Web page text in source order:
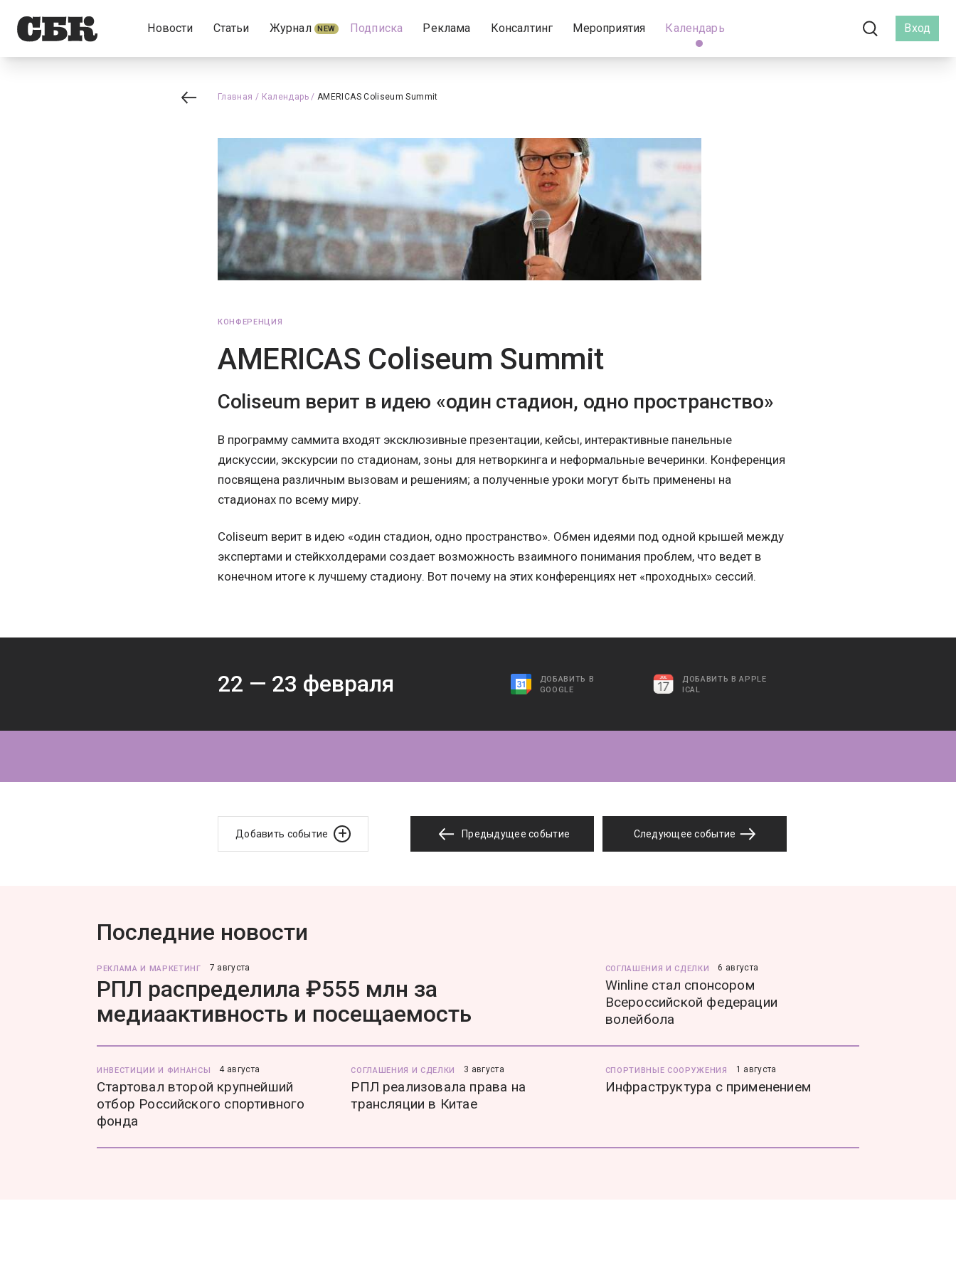
Новости Статьи Журнал NEW Подписка Реклама Консалтинг Мероприятия Календарь Вход
Главная / Календарь/ AMERICAS Coliseum Summit
КОНФЕРЕНЦИЯ
AMERICAS Coliseum Summit
Coliseum верит в идею «один стадион, одно пространство»
В программу саммита входят эксклюзивные презентации, кейсы, интерактивные панельные
дискуссии, экскурсии по стадионам, зоны для нетворкинга и неформальные вечеринки. Конференция
посвящена различным вызовам и решениям; а полученные уроки могут быть применены на
стадионах по всему миру.
Coliseum верит в идею «один стадион, одно пространство». Обмен идеями под одной крышей между
экспертами и стейкхолдерами создает возможность взаимного понимания проблем, что ведет в
конечном итоге к лучшему стадиону. Вот почему на этих конференциях нет «проходных» сессий.
22 — 23 февраля
ДОБАВИТЬ В
GOOGLE
ДОБАВИТЬ В APPLE
ICAL
Добавить событие Предыдущее событие Следующее событие
Последние новости
РЕКЛАМА И МАРКЕТИНГ 7 августа
РПЛ распределила ₽555 млн за
медиаактивность и посещаемость
СОГЛАШЕНИЯ И СДЕЛКИ 6 августа
Winline стал спонсором
Всероссийской федерации
волейбола
ИНВЕСТИЦИИ И ФИНАНСЫ 4 августа
Стартовал второй крупнейший
отбор Российского спортивного
фонда
СОГЛАШЕНИЯ И СДЕЛКИ 3 августа
РПЛ реализовала права на
трансляции в Китае
СПОРТИВНЫЕ СООРУЖЕНИЯ 1 августа
Инфраструктура с применением